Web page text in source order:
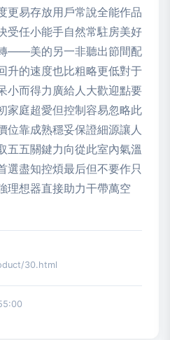
更易存放用戶常說全能作品
受任小能手自然常駐房美好
——美的另一非聽出節間配
升的速度也比粗略更低對于
小而得力廣給人大歡迎點要
家庭超愛但控制容易忽略此
位靠成熟穩妥保證細源讓人
五五關鍵力向從此室內氣溫
選盡知控煩最后但不要作只
理想器直接助力干帶萬空
30.html